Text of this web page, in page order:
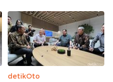
detikOto